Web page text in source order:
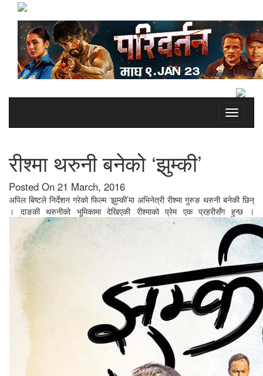
Toggle
रीश्मा थरुनी बनेको ‘झुम्की’
Posted On 21 March, 2016
अपिल बिष्टले निर्देशन गरेको फिल्म ‘झुम्की’मा अभिनेत्री रीश्मा गुरुङ थरुनी बनेकी छिन्
। दाङकी थरुनीको भूमिकामा देखिएकी रीश्माको प्रेम एक प्रहरीसँग हुन्छ ।